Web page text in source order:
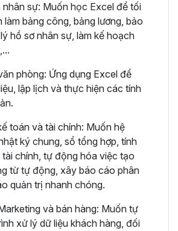
nhân sự: Muốn học Excel để tối
làm bảng công, bảng lương, bảo
hồ sơ nhân sự, làm kế hoạch
phòng: Ứng dụng Excel để
lập lịch và thực hiện các tính
toán và tài chính: Muốn hệ
ký chung, sổ tổng hợp, tính
chính, tự động hóa việc tạo
từ tự động, xây báo cáo phân
quản trị nhanh chóng.
và bán hàng: Muốn tự
xử lý dữ liệu khách hàng, đối